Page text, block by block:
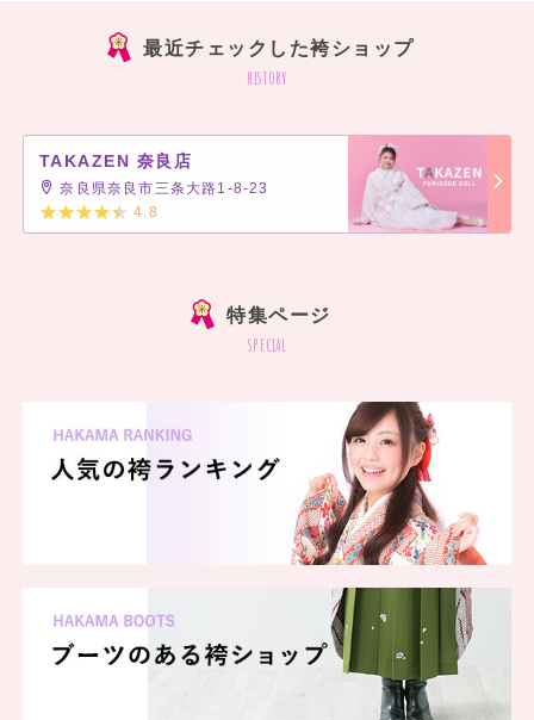
卒業式は他の子たちより
圧倒的に派手に目立ちたい！
誰よりもかっこよく、
最近チェックした袴ショップ
history
TAKAZEN 奈良店
奈良県奈良市三条大路1-8-23
4.8
特集ページ
special